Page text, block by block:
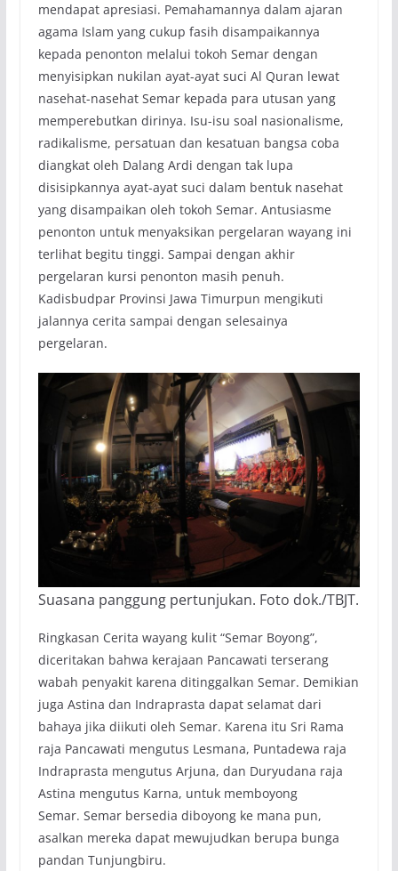
mendapat apresiasi. Pemahamannya dalam ajaran
agama Islam yang cukup fasih disampaikannya
kepada penonton melalui tokoh Semar dengan
menyisipkan nukilan ayat-ayat suci Al Quran lewat
nasehat-nasehat Semar kepada para utusan yang
memperebutkan dirinya. Isu-isu soal nasionalisme,
radikalisme, persatuan dan kesatuan bangsa coba
diangkat oleh Dalang Ardi dengan tak lupa
disisipkannya ayat-ayat suci dalam bentuk nasehat
yang disampaikan oleh tokoh Semar. Antusiasme
penonton untuk menyaksikan pergelaran wayang ini
terlihat begitu tinggi. Sampai dengan akhir
pergelaran kursi penonton masih penuh.
Kadisbudpar Provinsi Jawa Timurpun mengikuti
jalannya cerita sampai dengan selesainya
pergelaran.
Suasana panggung pertunjukan. Foto dok./TBJT.
Ringkasan Cerita wayang kulit “Semar Boyong”,
diceritakan bahwa kerajaan Pancawati terserang
wabah penyakit karena ditinggalkan Semar. Demikian
juga Astina dan Indraprasta dapat selamat dari
bahaya jika diikuti oleh Semar. Karena itu Sri Rama
raja Pancawati mengutus Lesmana, Puntadewa raja
Indraprasta mengutus Arjuna, dan Duryudana raja
Astina mengutus Karna, untuk memboyong
Semar. Semar bersedia diboyong ke mana pun,
asalkan mereka dapat mewujudkan berupa bunga
pandan Tunjungbiru.